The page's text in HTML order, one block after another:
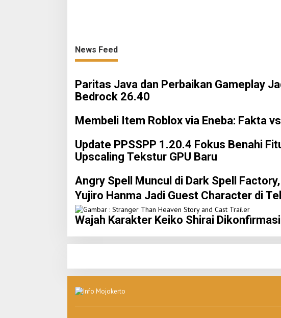
News Feed
Paritas Java dan Perbaikan Gameplay
Bedrock 26.40
Membeli Item Roblox via Eneba: Fakta
Update PPSSPP 1.20.4 Fokus Benahi
Upscaling Tekstur GPU Baru
Angry Spell Muncul di Dark Spell
Yujiro Hanma Jadi Guest Character di
Wajah Karakter Keiko Shirai